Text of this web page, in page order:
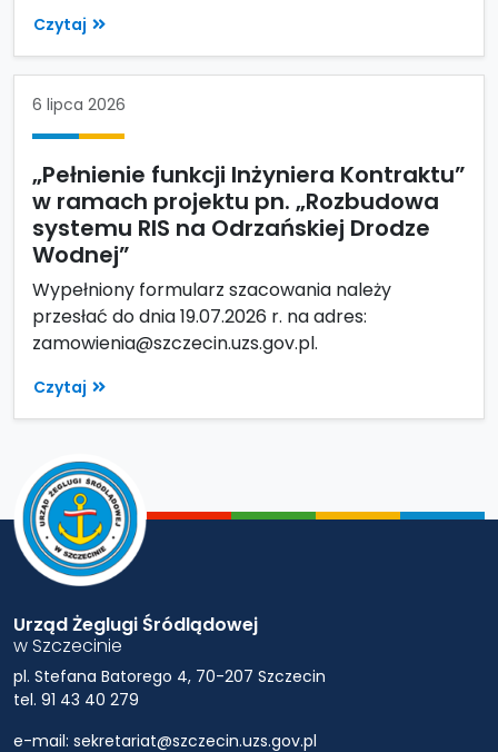
Czytaj
6 lipca 2026
„Pełnienie funkcji Inżyniera Kontraktu”
w ramach projektu pn. „Rozbudowa
systemu RIS na Odrzańskiej Drodze
Wodnej”
Wypełniony formularz szacowania należy
przesłać do dnia 19.07.2026 r. na adres:
zamowienia@szczecin.uzs.gov.pl.
Czytaj
Urząd Żeglugi Śródlądowej
w Szczecinie
pl. Stefana Batorego 4, 70-207 Szczecin
tel. 91 43 40 279
e-mail: sekretariat@szczecin.uzs.gov.pl